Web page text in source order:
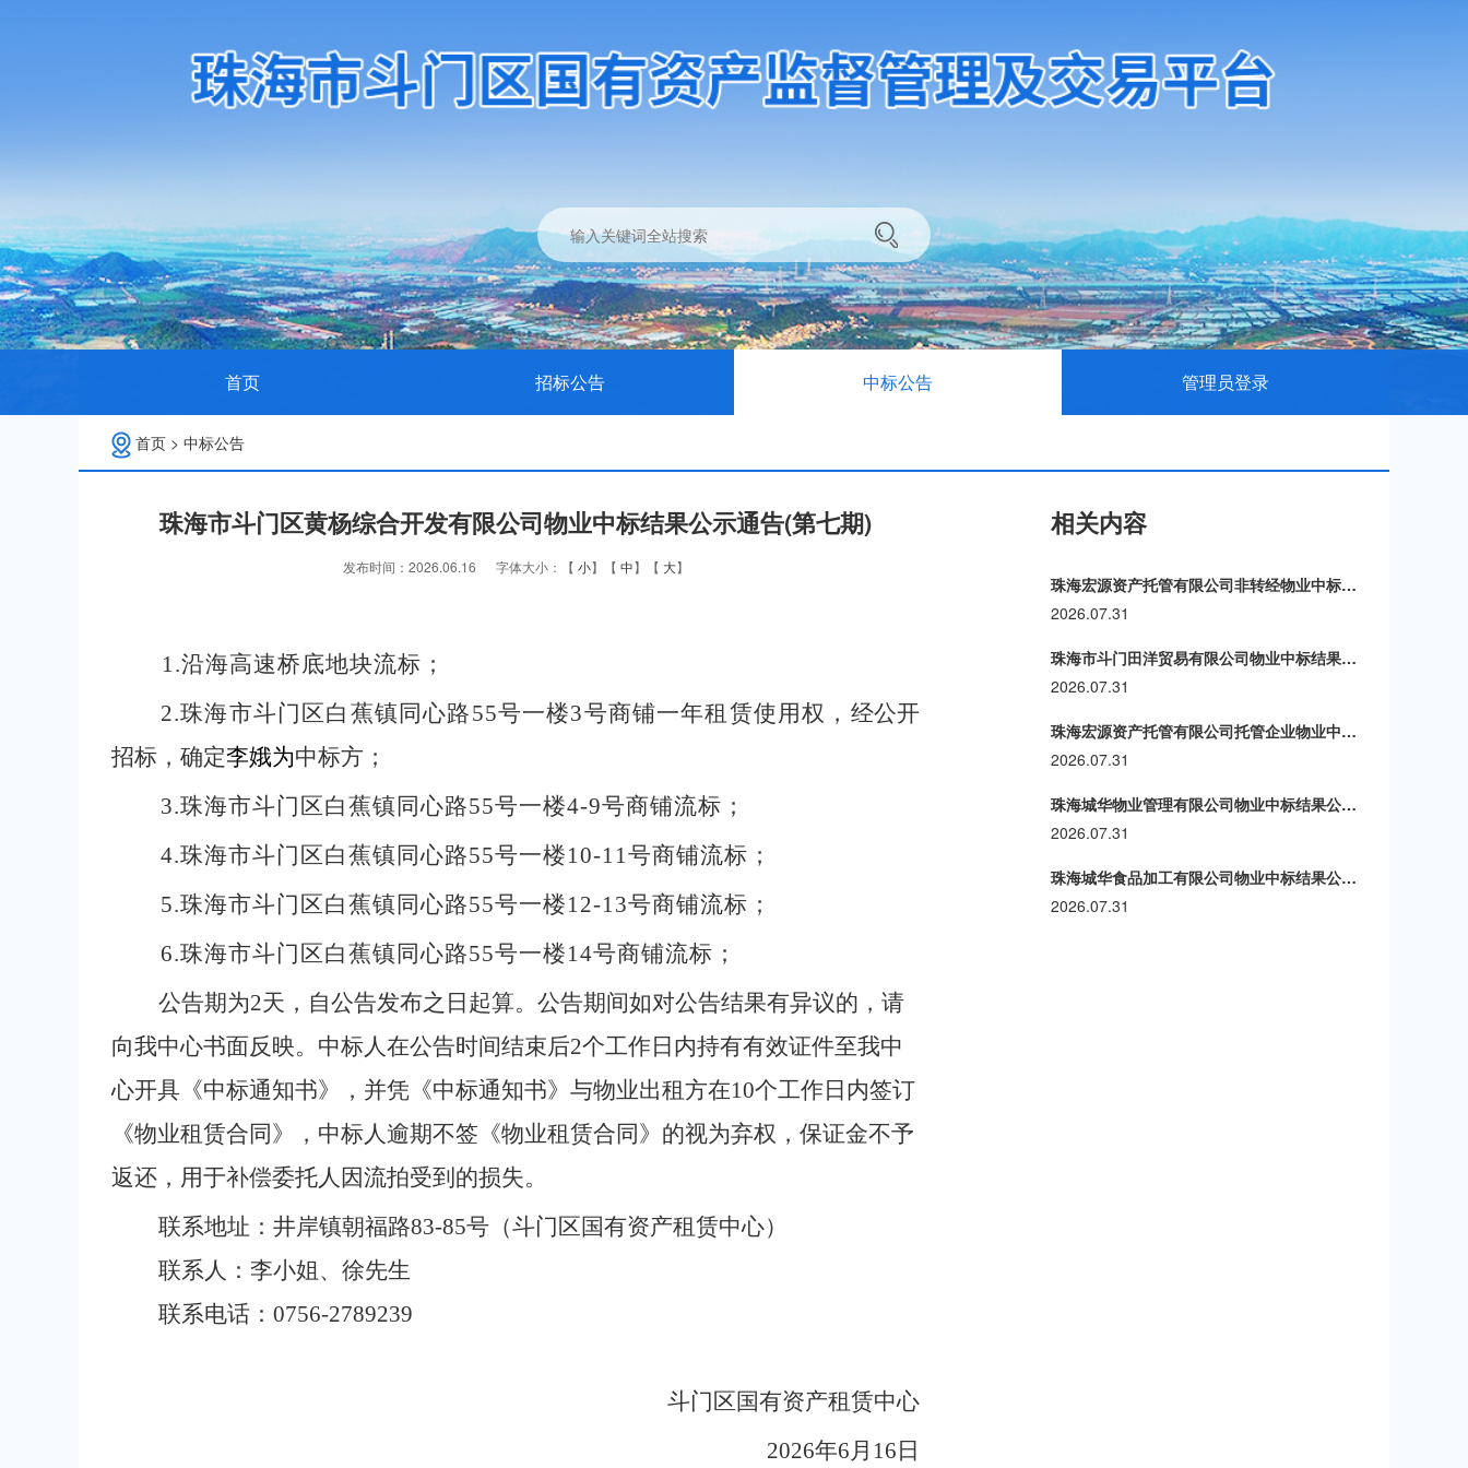
首页 招标公告 中标公告 管理员登录
首页 > 中标公告
珠海市斗门区黄杨综合开发有限公司物业中标结果公示通告(第七期)
发布时间：2026.06.16 字体大小：【 小】【 中】【 大】
1.沿海高速桥底地块流标；
2.珠海市斗门区白蕉镇同心路55号一楼3号商铺一年租赁使用权， 经公开
招标，确定李娥为中标方；
3.珠海市斗门区白蕉镇同心路55号一楼4-9号商铺流标；
4.珠海市斗门区白蕉镇同心路55号一楼10-11号商铺流标；
5.珠海市斗门区白蕉镇同心路55号一楼12-13号商铺流标；
6.珠海市斗门区白蕉镇同心路55号一楼14号商铺流标；
公告期为2天，自公告发布之日起算。公告期间如对公告结果有异议的，请
向我中心书面反映。中标人在公告时间结束后2个工作日内持有有效证件至我中
心开具《中标通知书》，并凭《中标通知书》与物业出租方在10个工作日内签订
《物业租赁合同》，中标人逾期不签《物业租赁合同》的视为弃权，保证金不予
返还，用于补偿委托人因流拍受到的损失。
联系地址：井岸镇朝福路83-85号（斗门区国有资产租赁中心）
联系人：李小姐、徐先生
联系电话： 0756-2789239
斗门区国有资产租赁中心
2026年6月 16 日
相关内容
珠海宏源资产托管有限公司非转经物业中标结果公示通告(第十九期)
2026.07.31
珠海市斗门田洋贸易有限公司物业中标结果公示通告(第十四期)
2026.07.31
珠海宏源资产托管有限公司托管企业物业中标结果公示通告(第一百一十九期)
2026.07.31
珠海城华物业管理有限公司物业中标结果公示通告(第十三期)
2026.07.31
珠海城华食品加工有限公司物业中标结果公示通告(第三十期)
2026.07.31